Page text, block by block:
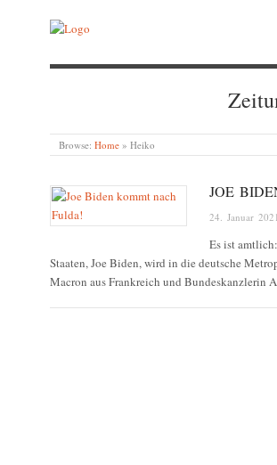
Browse: Home » Heiko
JOE
24. Januar 2021
Es ist
Staaten, Joe Biden, wird in die deutsche
Macron aus Frankreich und Bundeskanzlerin